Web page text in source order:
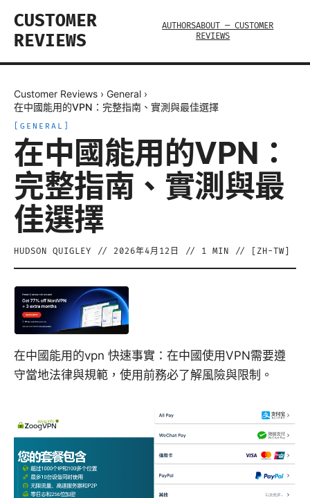
CUSTOMER
REVIEWS
AUTHORSABOUT — CUSTOMER
REVIEWS
Customer Reviews › General ›
在中國能用的VPN：完整指南、實測與最佳選擇
GENERAL
在中國能用的VPN：
完整指南、實測與最
佳選擇
HUDSON QUIGLEY // 2026年4月12日 // 1 MIN // [ ZH-TW
在中國能用的vpn 快速事實：在中國使用VPN需要遵
守當地法律與規範，使用前務必了解風險與限制。